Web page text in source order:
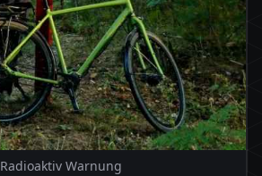
Radioaktiv Warnung